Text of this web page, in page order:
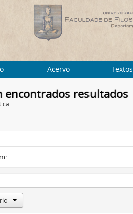
Acervo Textos
encontrados resultados